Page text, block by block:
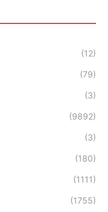
(12)
(79)
(3)
(9892)
(3)
(180)
(1111)
(1755)